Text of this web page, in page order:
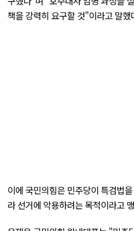
책을 강력히 요구할 것"이라고 말했
이에 국민의힘은 민주당이 특검법
라 선거에 악용하려는 목적이라고